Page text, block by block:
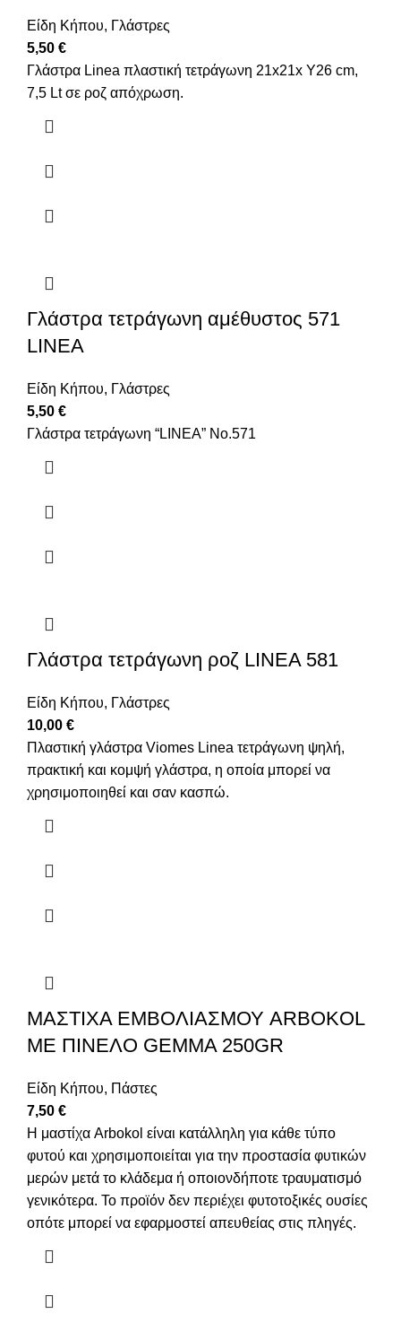
Είδη Κήπου, Γλάστρες
5,50 €
Γλάστρα Linea πλαστική τετράγωνη 21x21x Y26 cm,
7,5 Lt σε ροζ απόχρωση.
Γλάστρα τετράγωνη αμέθυστος 571
LINEA
Είδη Κήπου, Γλάστρες
5,50 €
Γλάστρα τετράγωνη “LINEA” No.571
Γλάστρα τετράγωνη ροζ LINEA 581
Είδη Κήπου, Γλάστρες
10,00 €
Πλαστική γλάστρα Viomes Linea τετράγωνη ψηλή,
πρακτική και κομψή γλάστρα, η οποία μπορεί να
χρησιμοποιηθεί και σαν κασπώ.
ΜΑΣΤΙΧΑ ΕΜΒΟΛΙΑΣΜΟΥ ARBOKOL
ΜΕ ΠΙΝΕΛΟ GEMMA 250GR
Είδη Κήπου, Πάστες
7,50 €
Η μαστίχα Arbokol είναι κατάλληλη για κάθε τύπο
φυτού και χρησιμοποιείται για την προστασία φυτικών
μερών μετά το κλάδεμα ή οποιονδήποτε τραυματισμό
γενικότερα. Το προϊόν δεν περιέχει φυτοτοξικές ουσίες
οπότε μπορεί να εφαρμοστεί απευθείας στις πληγές.